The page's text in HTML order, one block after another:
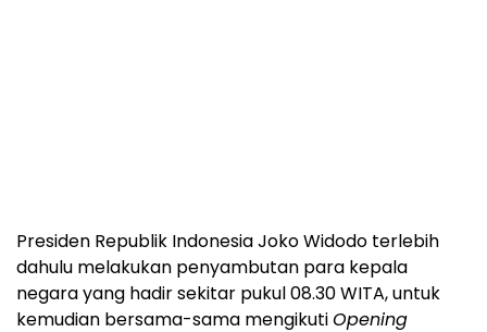
Presiden Republik Indonesia Joko Widodo terlebih
dahulu melakukan penyambutan para kepala
negara yang hadir sekitar pukul 08.30 WITA, untuk
kemudian bersama-sama mengikutiOpening